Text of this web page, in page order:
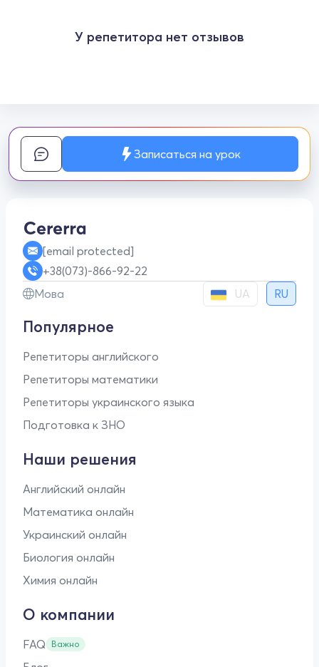
У репетитора нет отзывов
Записаться на урок
[email protected]
+38(073)-866-92-22
Мова
UA RU
Популярное
Репетиторы английского
Репетиторы математики
Репетиторы украинского языка
Подготовка к ЗНО
Наши решения
Английский онлайн
Математика онлайн
Украинский онлайн
Биология онлайн
Химия онлайн
О компании
FAQ Важно